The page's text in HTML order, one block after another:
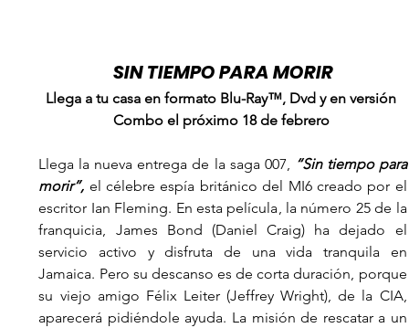
SIN TIEMPO PARA MORIR
Llega a tu casa en formato Blu-Ray™, Dvd y en versión
Combo el próximo 18 de febrero
Llega la nueva entrega de la saga 007, “Sin tiempo para
morir”, el célebre espía británico del MI6 creado por el
escritor Ian Fleming. En esta película, la número 25 de la
franquicia, James Bond (Daniel Craig) ha dejado el
servicio activo y disfruta de una vida tranquila en
Jamaica. Pero su descanso es de corta duración, porque
su viejo amigo Félix Leiter (Jeffrey Wright), de la CIA,
aparecerá pidiéndole ayuda. La misión de rescatar a un